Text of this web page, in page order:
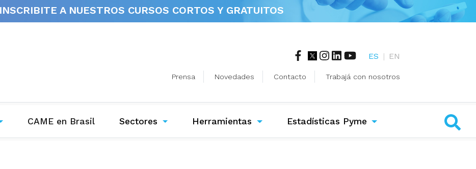
A NUESTROS CURSOS CORTOS Y GRATUITOS
ES | EN
Prensa Novedades Contacto Trabajá con nosotros
CAME en Brasil(current)Sectores Herramientas Estadísticas Pyme